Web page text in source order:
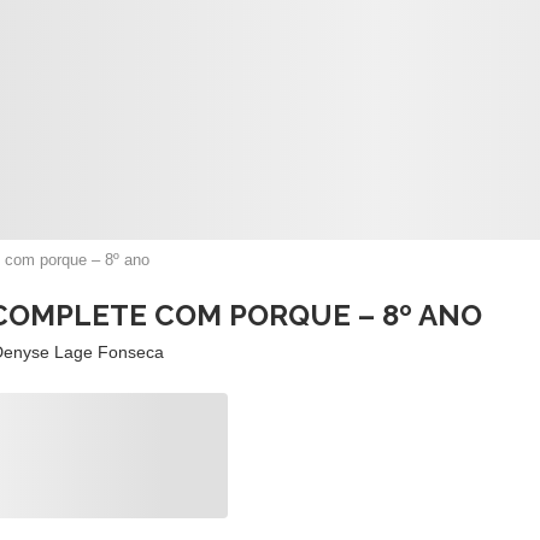
porque – 8º ano
COM PORQUE – 8º ANO
Lage Fonseca